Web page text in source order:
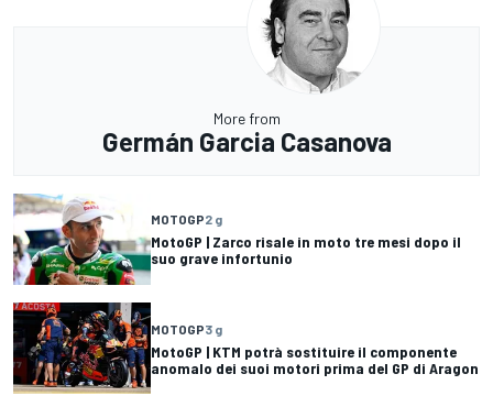
More from
Germán Garcia Casanova
MOTOGP2 g
MotoGP | Zarco risale in moto tre mesi dopo il
suo grave infortunio
MOTOGP3 g
MotoGP | KTM potrà sostituire il componente
anomalo dei suoi motori prima del GP di Aragon